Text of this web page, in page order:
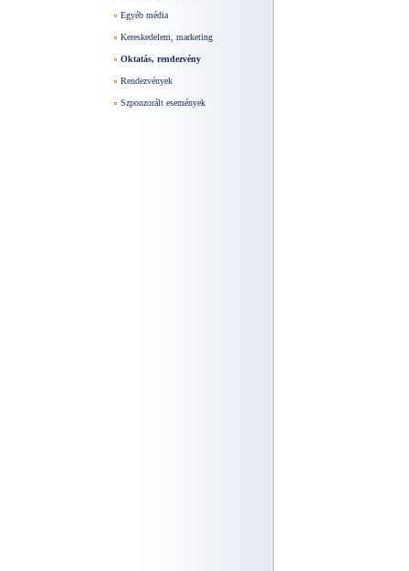
Egyéb média
Kereskedelem, marketing
Oktatás, rendezvény
Rendezvények
Szponzorált események